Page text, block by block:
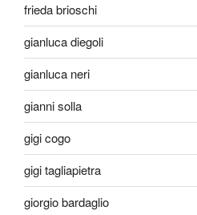
frieda brioschi
gianluca diegoli
gianluca neri
gianni solla
gigi cogo
gigi tagliapietra
giorgio bardaglio